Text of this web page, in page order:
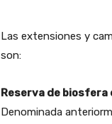
Las extensiones y
son:
Reserva de biosfera
Denominada